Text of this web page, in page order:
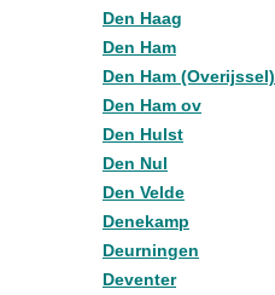
Den Haag
Den Ham
Den Ham (Overijssel)
Den Ham ov
Den Hulst
Den Nul
Den Velde
Denekamp
Deurningen
Deventer